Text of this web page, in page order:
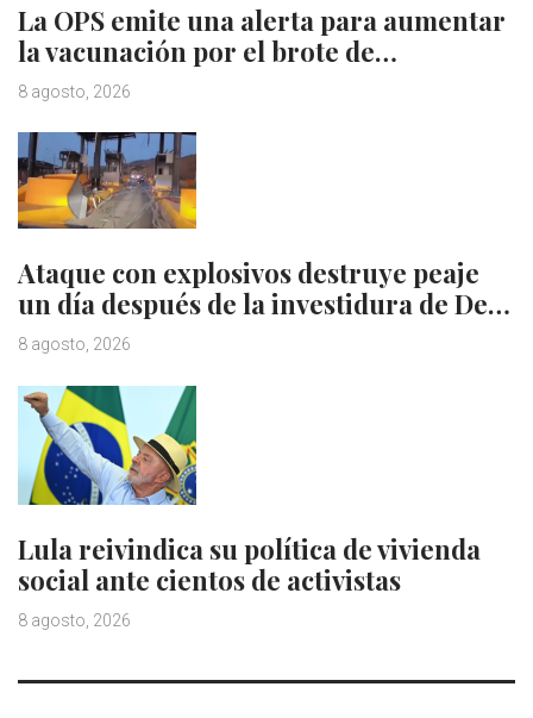
La OPS emite una alerta para aumentar
la vacunación por el brote de…
8 agosto, 2026
Ataque con explosivos destruye peaje
un día después de la investidura de De…
8 agosto, 2026
Lula reivindica su política de vivienda
social ante cientos de activistas
8 agosto, 2026